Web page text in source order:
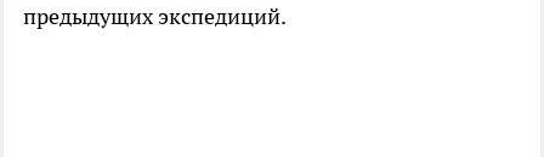
предыдущих экспедиций.